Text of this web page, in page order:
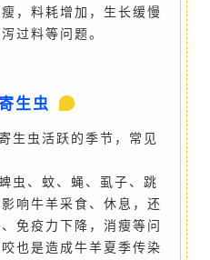
，料耗增加，生长缓慢
过料等问题。
生虫
生虫活跃的季节，常见
虫、蚊、蝇、虱子、跳
响牛羊采食、休息，还
免疫力下降，消瘦等问
也是造成牛羊夏季传染